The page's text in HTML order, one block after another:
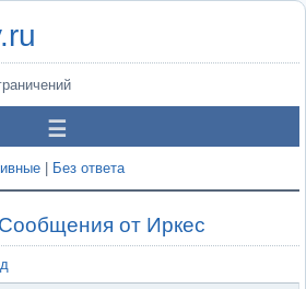
Без ответа
Сообщения от Иркес